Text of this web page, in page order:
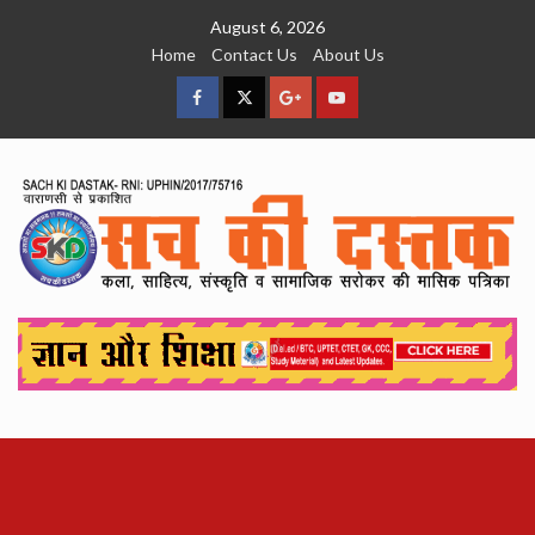
August 6, 2026
Home
Contact Us About Us
facebookTwitterGoogleYouTube